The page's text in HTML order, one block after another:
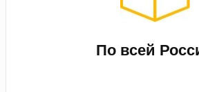
По всей